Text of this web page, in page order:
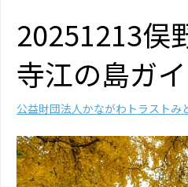
20251213俣
寺江の島ガ
公益財団法人かながわトラストみ